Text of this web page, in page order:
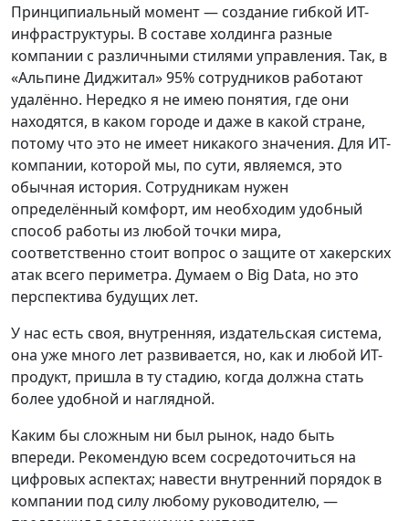
Принципиальный момент — создание гибкой ИТ-
инфраструктуры. В составе холдинга разные
компании с различными стилями управления. Так, в
«Альпине Диджитал» 95% сотрудников работают
удалённо. Нередко я не имею понятия, где они
находятся, в каком городе и даже в какой стране,
потому что это не имеет никакого значения. Для ИТ-
компании, которой мы, по сути, являемся, это
обычная история. Сотрудникам нужен
определённый комфорт, им необходим удобный
способ работы из любой точки мира,
соответственно стоит вопрос о защите от хакерских
атак всего периметра. Думаем о Big Data, но это
перспектива будущих лет.
У нас есть своя, внутренняя, издательская система,
она уже много лет развивается, но, как и любой ИТ-
продукт, пришла в ту стадию, когда должна стать
более удобной и наглядной.
Каким бы сложным ни был рынок, надо быть
впереди. Рекомендую всем сосредоточиться на
цифровых аспектах; навести внутренний порядок в
компании под силу любому руководителю, —